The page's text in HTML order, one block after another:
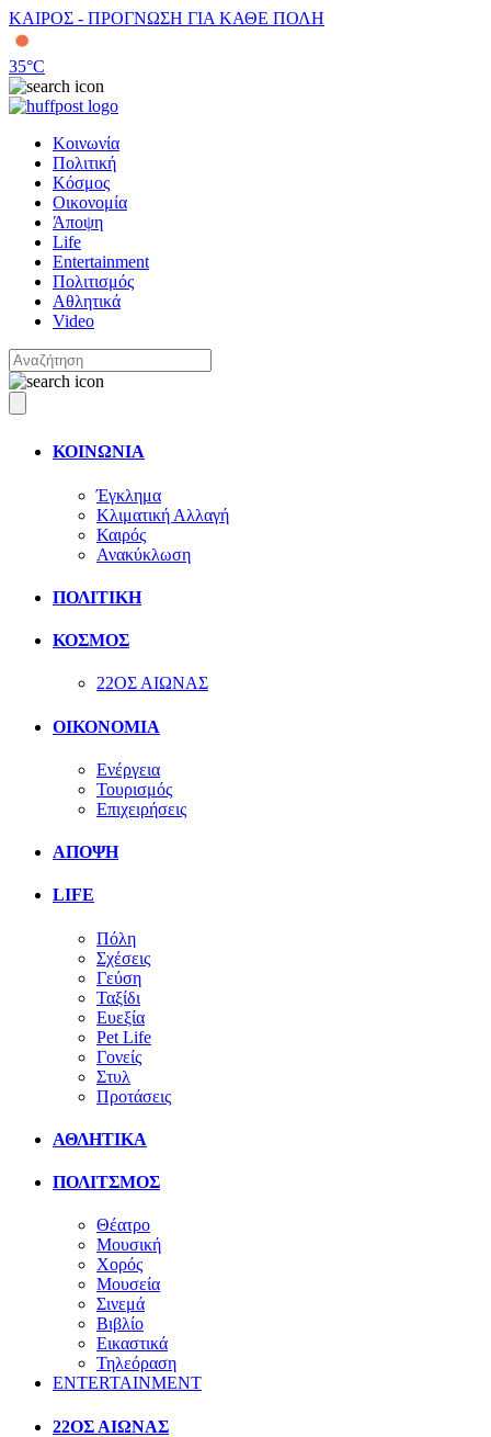
ΚΑΙΡΟΣ - ΠΡΟΓΝΩΣΗ ΓΙΑ ΚΑΘΕ ΠΟΛΗ
35°C
Κοινωνία
Πολιτική
Κόσμος
Οικονομία
Άποψη
Life
Entertainment
Πολιτισμός
Αθλητικά
Video
ΚΟΙΝΩΝΙΑ
Έγκλημα
Κλιματική Αλλαγή
Καιρός
Ανακύκλωση
ΠΟΛΙΤΙΚΗ
ΚΟΣΜΟΣ
22ΟΣ ΑΙΩΝΑΣ
ΟΙΚΟΝΟΜΙΑ
Ενέργεια
Τουρισμός
Επιχειρήσεις
ΑΠΟΨΗ
LIFE
Πόλη
Σχέσεις
Γεύση
Ταξίδι
Ευεξία
Pet Life
Γονείς
Στυλ
Προτάσεις
ΑΘΛΗΤΙΚΑ
ΠΟΛΙΤΣΜΟΣ
Θέατρο
Μουσική
Χορός
Μουσεία
Σινεμά
Βιβλίο
Εικαστικά
Τηλεόραση
ENTERTAINMENT
22ΟΣ ΑΙΩΝΑΣ